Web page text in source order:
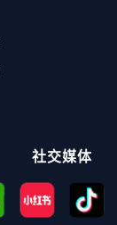
社交媒体